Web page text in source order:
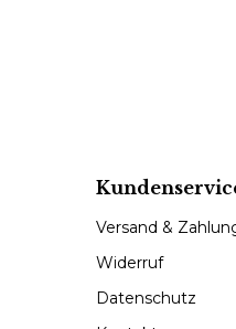
Versand &
Widerruf
Datenschutz